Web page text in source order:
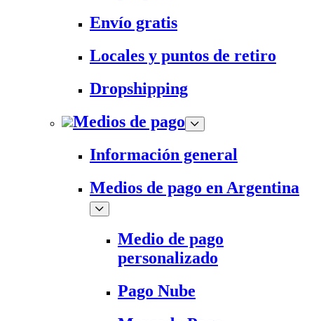
Envío gratis
Locales y puntos de retiro
Dropshipping
Medios de pago
Información general
Medios de pago en Argentina
Medio de pago
personalizado
Pago Nube